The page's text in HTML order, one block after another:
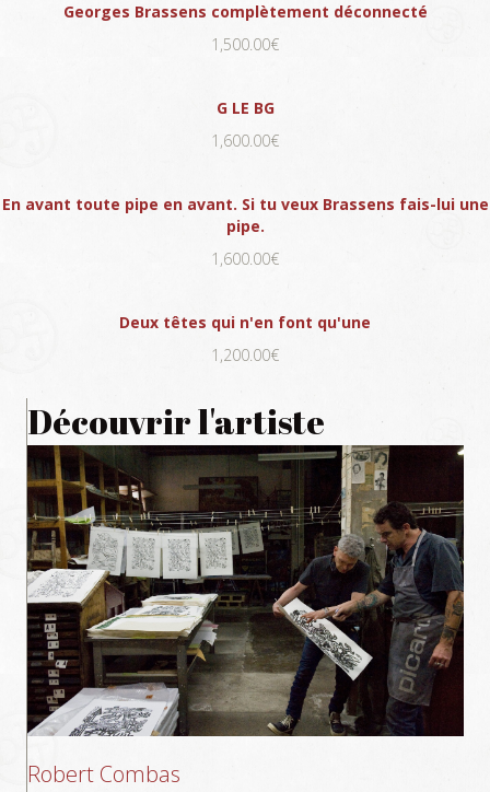
Georges Brassens complètement déconnecté
1,500.00€
G LE BG
1,600.00€
En avant toute pipe en avant. Si tu veux Brassens fais-lui une
pipe.
1,600.00€
Deux têtes qui n'en font qu'une
1,200.00€
Découvrir l'artiste
Robert Combas